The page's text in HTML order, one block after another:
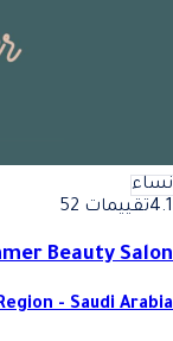
نساء
4.1تقييمات 52
Beauty Salon
- Saudi Arabia